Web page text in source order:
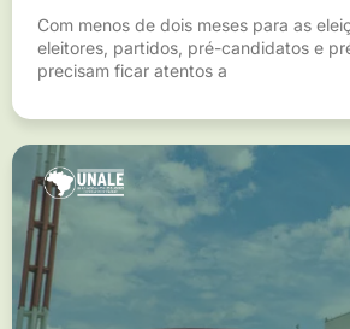
Com menos de dois meses para as
eleitores, partidos, pré-candidatos e
precisam ficar atentos a